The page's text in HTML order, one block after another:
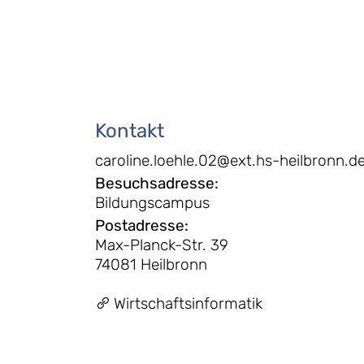
Kontakt
caroline.loehle.02@ext.hs-
Besuchsadresse:
Bildungscampus
Postadresse:
Max-Planck-Str. 39
74081 Heilbronn
Wirtschaftsinformatik